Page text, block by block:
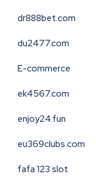
dr888bet.com
du2477.com
E-commerce
ek4567.com
enjoy24.fun
eu369clubs.com
fafa 123 slot